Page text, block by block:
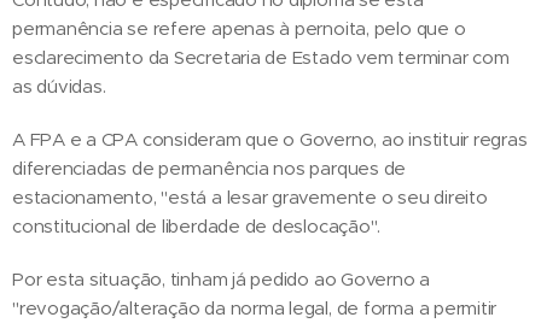
permanência se refere apenas à pernoita, pelo que o
esclarecimento da Secretaria de Estado vem terminar com
as dúvidas.
A FPA e a CPA consideram que o Governo, ao instituir regras
diferenciadas de permanência nos parques de
estacionamento, "está a lesar gravemente o seu direito
constitucional de liberdade de deslocação".
Por esta situação, tinham já pedido ao Governo a
"revogação/alteração da norma legal, de forma a permitir